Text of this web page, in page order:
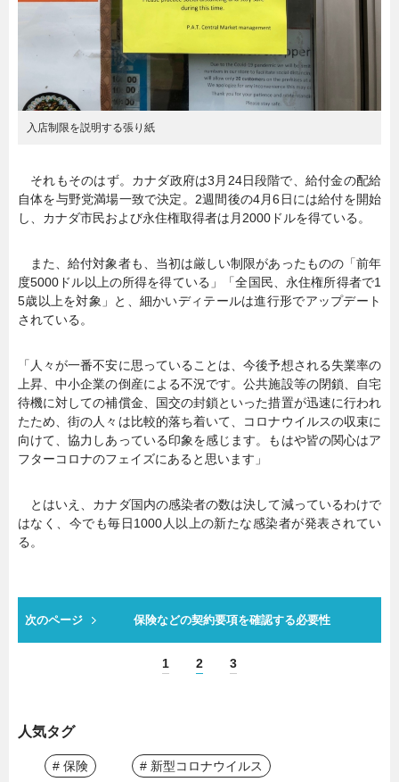
入店制限を説明する張り紙
それもそのはず。カナダ政府は3月24日段階で、給付金の配給
自体を与野党満場一致で決定。2週間後の4月6日には給付を開始
し、カナダ市民および永住権取得者は月2000ドルを得ている。
また、給付対象者も、当初は厳しい制限があったものの「前年
度5000ドル以上の所得を得ている」「全国民、永住権所得者で1
5歳以上を対象」と、細かいディテールは進行形でアップデート
されている。
「人々が一番不安に思っていることは、今後予想される失業率の
上昇、中小企業の倒産による不況です。公共施設等の閉鎖、自宅
待機に対しての補償金、国交の封鎖といった措置が迅速に行われ
たため、街の人々は比較的落ち着いて、コロナウイルスの収束に
向けて、協力しあっている印象を感じます。もはや皆の関心はア
フターコロナのフェイズにあると思います」
とはいえ、カナダ国内の感染者の数は決して減っているわけで
はなく、今でも毎日1000人以上の新たな感染者が発表されてい
る。
次のページ 保険などの契約要項を確認する必要性
1 2 3
人気タグ
# 保険 # 新型コロナウイルス